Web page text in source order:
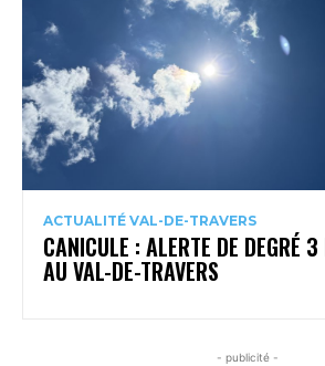
ACTUALITÉ VAL-DE-TRAVERS
CANICULE : ALERTE DE DEGRÉ
AU VAL-DE-TRAVERS
- publicité -